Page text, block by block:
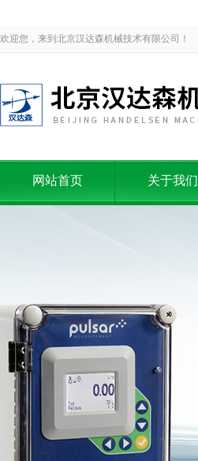
欢迎您，来到北京汉达森机械技术有限公司！
网站首页 关于我们